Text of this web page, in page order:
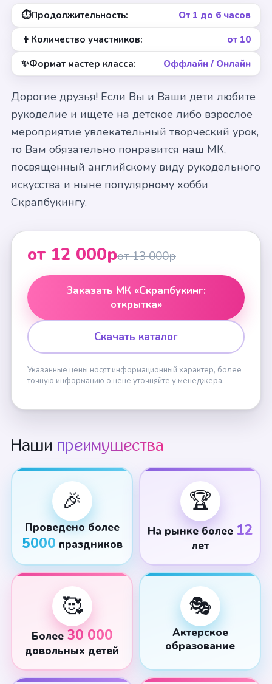
⏱Продолжительность: От 1 до 6 часов
👦 Количество участников: от 10
✨Формат мастер класса: Оффлайн / Онлайн
Дорогие друзья! Если Вы и Ваши дети любите
рукоделие и ищете на детское либо взрослое
мероприятие увлекательный творческий урок,
то Вам обязательно понравится наш МК,
посвященный английскому виду рукодельного
искусства и ныне популярному хобби
Скрапбукингу.
от 12 000рот 13 000р
Заказать МК «Скрапбукинг:
открытка»
Скачать каталог
Указанные цены носят информационный характер, более
точную информацию о цене уточняйте у менеджера.
Наши преимущества
🎉
Проведено более
5000 праздников
🏆
На рынке более 12
лет
🥰
Более30 000
довольных детей
🎭
Актерское
образование